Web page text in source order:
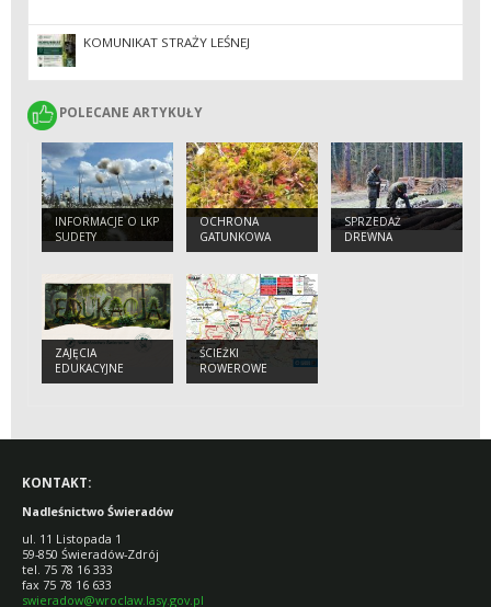
KOMUNIKAT STRAŻY LEŚNEJ
POLECANE ARTYKUŁY
POLECANE ARTYKUŁY
INFORMACJE O LKP
SUDETY
ZACHODNIE
OCHRONA
GATUNKOWA
SPRZEDAŻ
DREWNA
ZAJĘCIA
EDUKACYJNE
ŚCIEŻKI
ROWEROWE
SINGLTREK
KONTAKT:
Nadleśnictwo Świeradów
ul. 11 Listopada 1
59-850 Świeradów-Zdrój
tel. 75 78 16 333
fax 75 78 16 633
swieradow@wroclaw.lasy.gov.pl